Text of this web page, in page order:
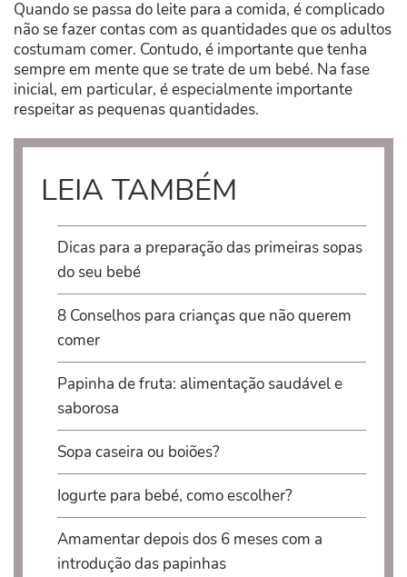
Quando se passa do leite para a comida, é complicado
não se fazer contas com as quantidades que os adultos
costumam comer. Contudo, é importante que tenha
sempre em mente que se trate de um bebé. Na fase
inicial, em particular, é especialmente importante
respeitar as pequenas quantidades.
LEIA TAMBÉM
Dicas para a preparação das primeiras sopas
do seu bebé
8 Conselhos para crianças que não querem
comer
Papinha de fruta: alimentação saudável e
saborosa
Sopa caseira ou boiões?
Iogurte para bebé, como escolher?
Amamentar depois dos 6 meses com a
introdução das papinhas